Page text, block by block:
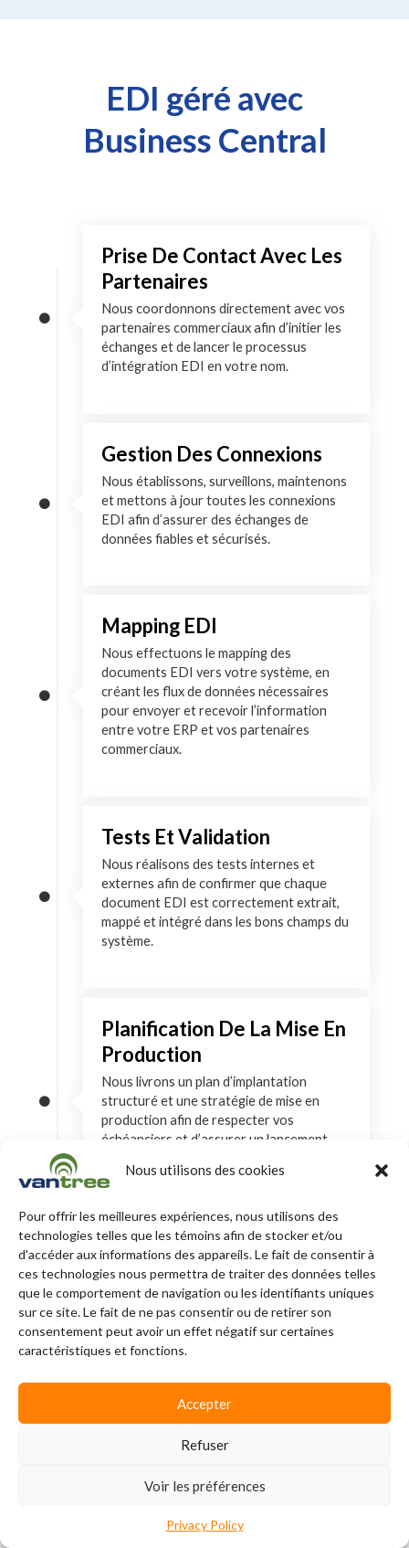
Nous utilisons des cookies
Pour offrir les meilleures expériences, nous utilisons des
technologies telles que les témoins afin de stocker et/ou
d'accéder aux informations des appareils. Le fait de consentir à
ces technologies nous permettra de traiter des données telles
que le comportement de navigation ou les identifiants uniques
sur ce site. Le fait de ne pas consentir ou de retirer son
consentement peut avoir un effet négatif sur certaines
caractéristiques et fonctions.
Accepter
Refuser
Voir les préférences
Privacy Policy
EDI géré avec
Business Central
Prise De Contact Avec Les
Partenaires
Nous coordonnons directement avec vos
partenaires commerciaux afin d’initier les
échanges et de lancer le processus
d’intégration EDI en votre nom.
Gestion Des Connexions
Nous établissons, surveillons, maintenons
et mettons à jour toutes les connexions
EDI afin d’assurer des échanges de
données fiables et sécurisés.
Mapping EDI
Nous effectuons le mapping des
documents EDI vers votre système, en
créant les flux de données nécessaires
pour envoyer et recevoir l’information
entre votre ERP et vos partenaires
commerciaux.
Tests Et Validation
Nous réalisons des tests internes et
externes afin de confirmer que chaque
document EDI est correctement extrait,
mappé et intégré dans les bons champs du
système.
Planification De La Mise En
Production
Nous livrons un plan d’implantation
structuré et une stratégie de mise en
production afin de respecter vos
échéanciers et d’assurer un lancement
Surveillance Continue
Chaque transaction EDI est journalisée et
surveillée à l’aide de notifications d’erreurs
automatisées pour détecter et corriger
rapidement les problèmes.
Support Dédié
Nous offrons un support EDI continu,
partenaires commerciaux lorsque des